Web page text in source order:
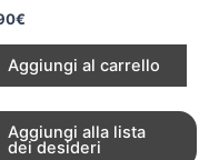
€
Aggiungi al carrello
Aggiungi alla lista
dei desideri